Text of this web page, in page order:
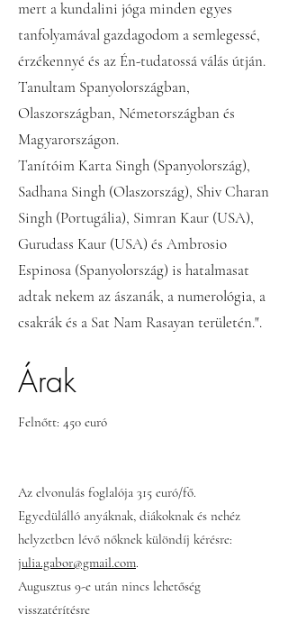
mert a kundalini jóga minden egyes
tanfolyamával gazdagodom a semlegessé,
érzékennyé és az Én-tudatossá válás útján.
Tanultam Spanyolországban,
Olaszországban, Németországban és
Magyarországon.
Tanítóim Karta Singh (Spanyolország),
Sadhana Singh (Olaszország), Shiv Charan
Singh (Portugália), Simran Kaur (USA),
Gurudass Kaur (USA) és Ambrosio
Espinosa (Spanyolország) is hatalmasat
adtak nekem az ászanák, a numerológia, a
csakrák és a Sat Nam Rasayan területén.".
Árak
Felnőtt: 450 euró
Az elvonulás foglalója 315 euró/fő.
Egyedülálló anyáknak, diákoknak és nehéz
helyzetben lévő nőknek különdíj kérésre:
julia.gabor@gmail.com.
Augusztus 9-e után nincs lehetőség
visszatérítésre